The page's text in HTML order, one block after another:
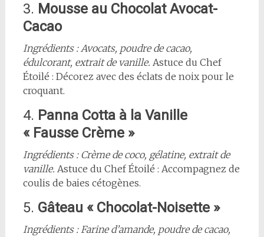
3. Mousse au Chocolat Avocat-
Cacao
Ingrédients : Avocats, poudre de cacao,
édulcorant, extrait de vanille. Astuce du Chef
Étoilé : Décorez avec des éclats de noix pour le
croquant.
4. Panna Cotta à la Vanille
« Fausse Crème »
Ingrédients : Crème de coco, gélatine, extrait de
vanille. Astuce du Chef Étoilé : Accompagnez de
coulis de baies cétogènes.
5. Gâteau « Chocolat-Noisette »
Ingrédients : Farine d’amande, poudre de cacao,